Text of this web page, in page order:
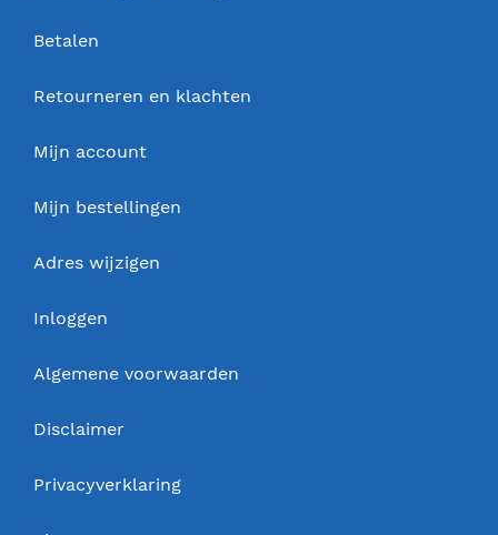
Betalen
Retourneren en klachten
Mijn account
Mijn bestellingen
Adres wijzigen
Inloggen
Algemene voorwaarden
Disclaimer
Privacyverklaring